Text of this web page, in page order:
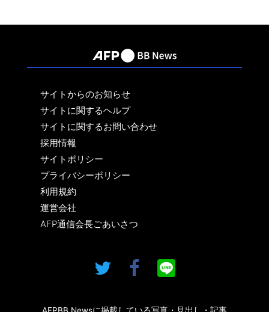
サイトからのお知らせ
サイトに関するヘルプ
サイトに関するお問い合わせ
採用情報
サイトポリシー
プライバシーポリシー
利用規約
運営会社
AFP通信会長ごあいさつ